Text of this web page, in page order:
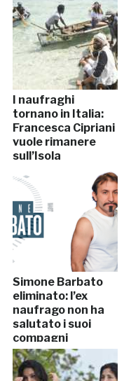
I naufraghi
tornano in Italia:
Francesca Cipriani
vuole rimanere
sull’Isola
Simone Barbato
eliminato: l’ex
naufrago non ha
salutato i suoi
compagni